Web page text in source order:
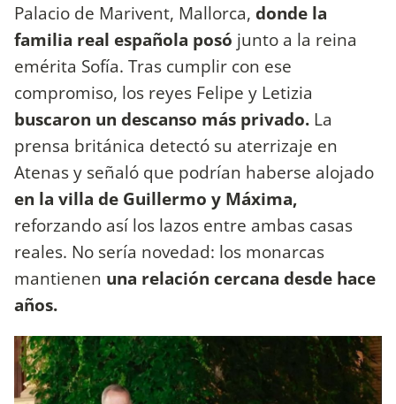
Palacio de Marivent, Mallorca, donde la
familia real española posó junto a la reina
emérita Sofía. Tras cumplir con ese
compromiso, los reyes Felipe y Letizia
buscaron un descanso más privado. La
prensa británica detectó su aterrizaje en
Atenas y señaló que podrían haberse alojado
en la villa de Guillermo y Máxima,
reforzando así los lazos entre ambas casas
reales. No sería novedad: los monarcas
mantienen una relación cercana desde hace
años.